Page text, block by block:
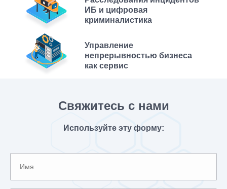
эффекты и улучшения, такие как ускорение трафика для
мобильных устройств.
безопасности между сотрудниками службы безопасности
университета и нашими сотрудниками. Наши выделенные
специалисты начали круглосуточно следить за
безопасностью сайтов. Наконец, мы провели несколько
объявить программу поощрения за нахождение ошибок,
поощряющую студентов сообщать об уязвимостях и
Таким образом, мы превратили наших противников в наших
союзников без дополнительных затрат и, в то же время,
ИБ и цифровая
криминалистика
Управление
непрерывностью бизнеса
как сервис
Свяжитесь с нами
Используйте эту форму: